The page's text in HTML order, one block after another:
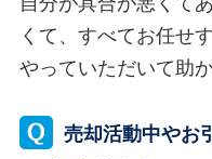
くて、すべてお任せ
やっていただいて助
売却活動中やお